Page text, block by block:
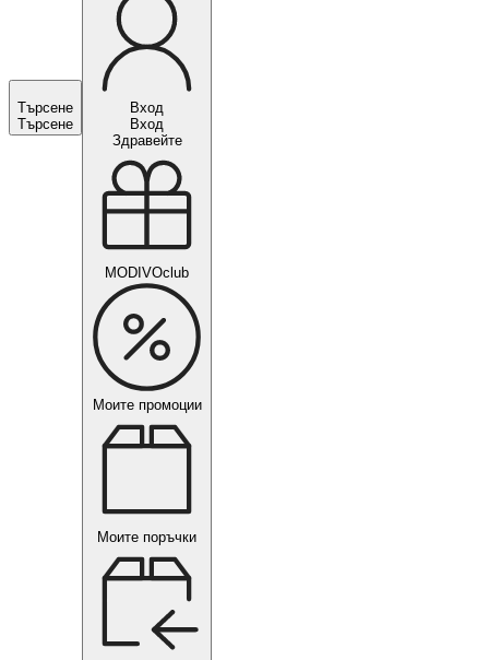
Търсене
Търсене
Вход
Вход
Здравейте
MODIVOclub
Моите промоции
Моите поръчки